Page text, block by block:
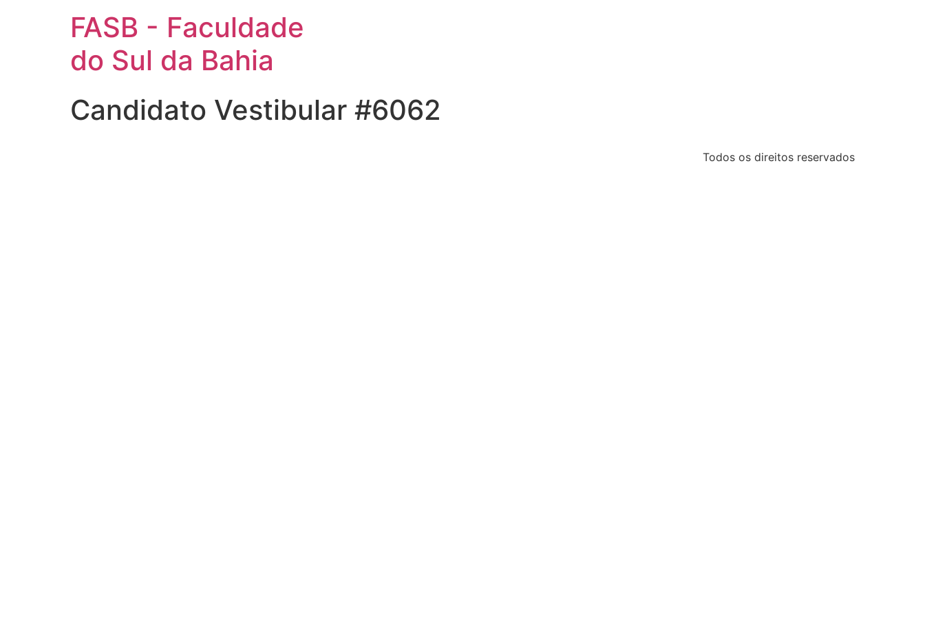
FASB - Faculdade
do Sul da Bahia
Candidato Vestibular #6062
Todos os direitos reservados